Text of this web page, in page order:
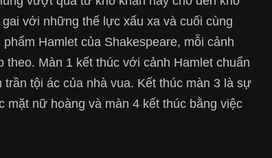
với những thế lực xấu xa và cuối cùng
Hamlet của Shakespeare, mỗi cảnh
Màn 1 kết thúc với cảnh Hamlet chuẩn
tội ác của nhà vua. Kết thúc màn 3 là sự
nữ hoàng và màn 4 kết thúc bằng việc